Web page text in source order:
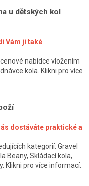
u dětských kol
Vám ji také
nabídce vložením
kola. Klikni pro více
dostáváte praktické a
kategorií: Gravel
Beany, Skládací kola,
Klikni pro více informací.